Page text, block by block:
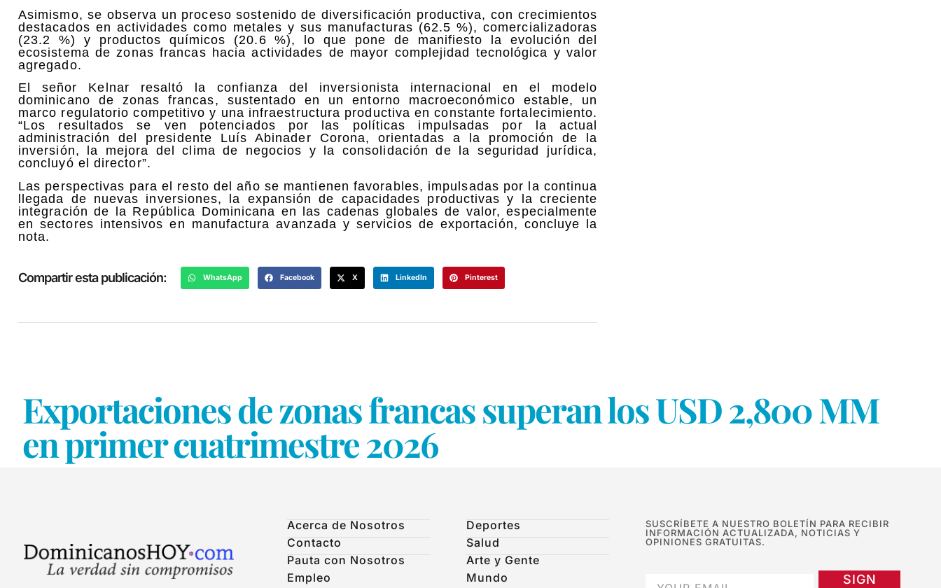
Asimismo, se observa un proceso sostenido de diversificación productiva, con crecimientos
destacados en actividades como metales y sus manufacturas (62.5 %), comercializadoras
(23.2 %) y productos químicos (20.6 %), lo que pone de manifiesto la evolución del
ecosistema de zonas francas hacia actividades de mayor complejidad tecnológica y valor
agregado.
El señor Kelnar resaltó la confianza del inversionista internacional en el modelo
dominicano de zonas francas, sustentado en un entorno macroeconómico estable, un
marco regulatorio competitivo y una infraestructura productiva en constante fortalecimiento.
“Los resultados se ven potenciados por las políticas impulsadas por la actual
administración del presidente Luís Abinader Corona, orientadas a la promoción de la
inversión, la mejora del clima de negocios y la consolidación de la seguridad jurídica,
concluyó el director”.
Las perspectivas para el resto del año se mantienen favorables, impulsadas por la continua
llegada de nuevas inversiones, la expansión de capacidades productivas y la creciente
integración de la República Dominicana en las cadenas globales de valor, especialmente
en sectores intensivos en manufactura avanzada y servicios de exportación, concluye la
nota.
Compartir esta publicación: WhatsApp Facebook X LinkedIn Pinterest
Exportaciones de zonas francas superan los USD 2,800 MM
en primer cuatrimestre 2026
Acerca de Nosotros
Contacto
Pauta con Nosotros
Empleo
Deportes
Salud
Arte y Gente
Mundo
SUSCRÍBETE A NUESTRO BOLETÍN PARA RECIBIR
INFORMACIÓN ACTUALIZADA, NOTICIAS Y
OPINIONES GRATUITAS.
SIGN